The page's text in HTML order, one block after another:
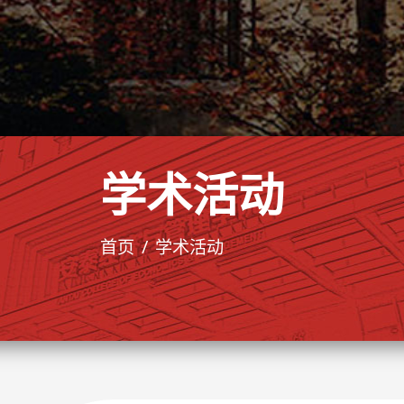
学术活动
首页 学术活动